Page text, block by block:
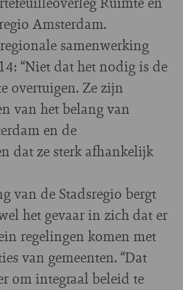
Amsterdam.
samenwerking
“Niet dat het nodig is de
overtuigen. Ze zijn
van het belang van
en de
dat ze sterk afhankelijk
van de Stadsregio bergt
het gevaar in zich dat er
regelingen komen met
van gemeenten. “Dat
om integraal beleid te